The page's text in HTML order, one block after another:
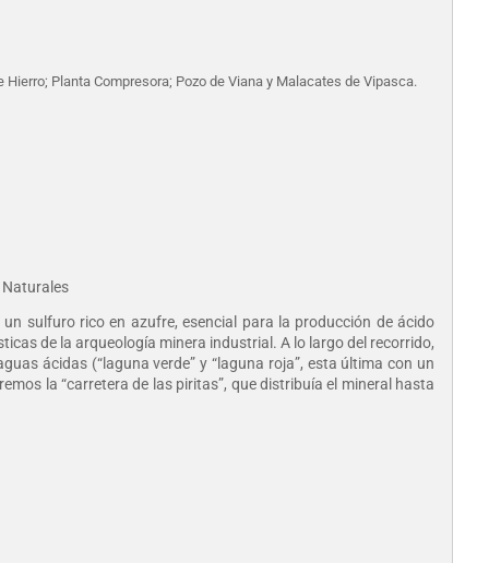
Planta Compresora; Pozo de Viana y Malacates de Vipasca.
Naturales
sulfuro rico en azufre, esencial para la producción de ácido
de la arqueología minera industrial. A lo largo del recorrido,
ácidas (“laguna verde” y “laguna roja”, esta última con un
la “carretera de las piritas”, que distribuía el mineral hasta